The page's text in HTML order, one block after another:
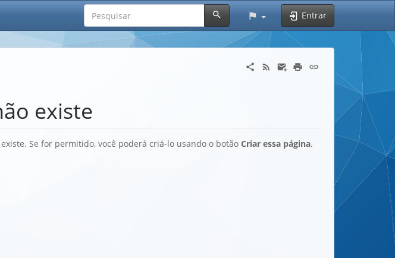
Entrar
existe
Se for permitido, você poderá criá-lo usando o botão Criar essa página.